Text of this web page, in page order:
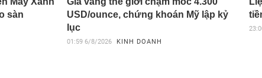
sàn
USD/ounce, chứng khoán Mỹ lập kỷ
lục
01:59 6/8/2026 KINH DOANH